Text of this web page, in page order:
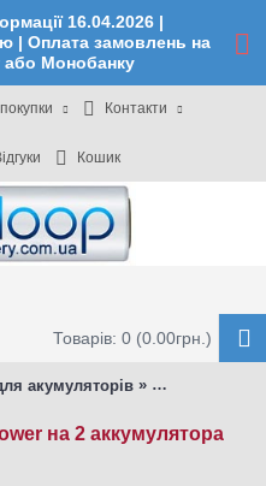
16.04.2026 |
| Оплата замовлень на
або Монобанку
Контакти
Кошик
Товарів: 0 (0.00грн.)
акумуляторів » Бокси для
на 2 аккумулятора